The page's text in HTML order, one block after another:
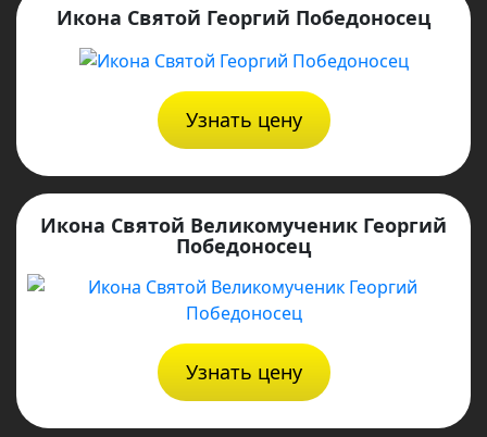
Икона Святой Георгий Победоносец
Узнать цену
Икона Святой Великомученик Георгий
Победоносец
Узнать цену